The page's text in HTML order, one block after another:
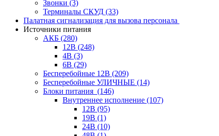
Звонки (3)
Терминалы СКУД (33)
Палатная сигнализация для вызова персонала
Источники питания
АКБ (280)
12В (248)
4В (3)
6В (29)
Бесперебойные 12В (209)
Бесперебойные УЛИЧНЫЕ (14)
Блоки питания (146)
Внутреннее исполнение (107)
12В (95)
19В (1)
24В (10)